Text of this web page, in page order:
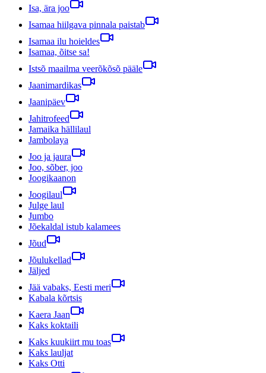
Isa, ära joo
Isamaa hiilgava pinnala paistab
Isamaa ilu hoieldes
Isamaa, õitse sa!
Istsõ maailma veerõkõsõ pääle
Jaanimardikas
Jaanipäev
Jahitrofeed
Jamaika hällilaul
Jambolaya
Joo ja jaura
Joo, sõber, joo
Joogikaanon
Joogilaul
Julge laul
Jumbo
Jõekaldal istub kalamees
Jõud
Jõulukellad
Jäljed
Jää vabaks, Eesti meri
Kabala kõrtsis
Kaera Jaan
Kaks koktaili
Kaks kuukiirt mu toas
Kaks lauljat
Kaks Otti